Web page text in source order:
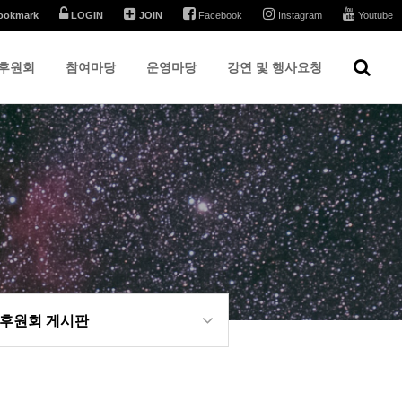
LOGIN JOIN Facebook Instagram Youtube
원회 참여마당 운영마당 강연 및 행사요청
원회 게시판